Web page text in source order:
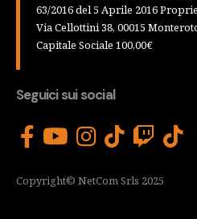
63/2016 del 5 Aprile 2016
Via Cellottini 38, 00015
Capitale Sociale 100,00€
Seguici sui social
Copyright© NetCom Srls 2025